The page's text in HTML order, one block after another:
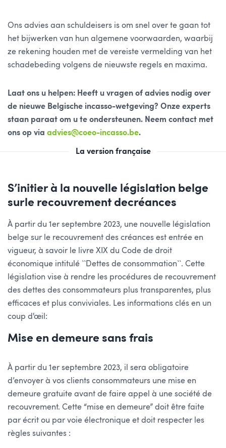
Ons advies aan schuldeisers is om snel over te gaan tot
het bijwerken van hun algemene voorwaarden, waarbij
ze rekening houden met de vereiste vermelding van het
schadebeding volgens de nieuwste regels en maxima.
Laat ons u helpen: Heeft u vragen of advies nodig over
de nieuwe Belgische incasso-wetgeving? Onze experts
staan paraat om u te ondersteunen. Neem contact met
ons op via advies@coeo-incasso.be.
La version française
S’initier à la nouvelle législation belge
surle recouvrement decréances
À partir du 1er septembre 2023, une nouvelle législation
belge sur le recouvrement des créances est entrée en
vigueur, à savoir le livre XIX du Code de droit
économique intitulé ``Dettes de consommation``. Cette
législation vise à rendre les procédures de recouvrement
des dettes des consommateurs plus transparentes, plus
efficaces et plus conviviales. Les informations clés en un
coup d'œil:
Mise en demeure sans frais
À partir du 1er septembre 2023, il sera obligatoire
d’envoyer à vos clients consommateurs une mise en
demeure gratuite avant de faire appel à une société de
recouvrement. Cette “mise en demeure” doit être faite
par écrit ou par voie électronique et doit respecter les
règles suivantes :